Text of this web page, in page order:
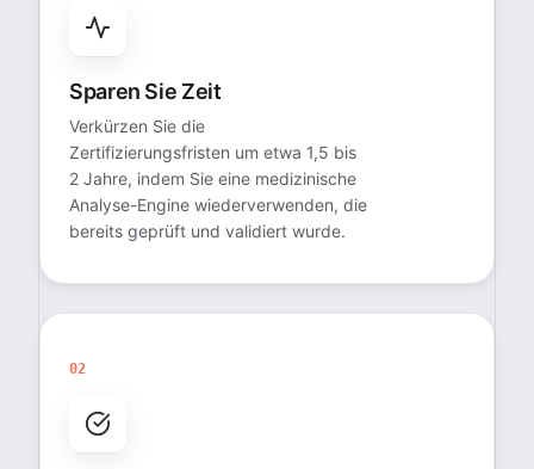
Sparen Sie Zeit
Verkürzen Sie die
Zertifizierungsfristen um etwa 1,5 bis
2 Jahre, indem Sie eine medizinische
Analyse-Engine wiederverwenden, die
bereits geprüft und validiert wurde.
02